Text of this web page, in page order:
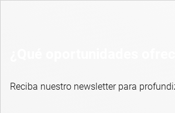
Reciba nuestro newsletter para